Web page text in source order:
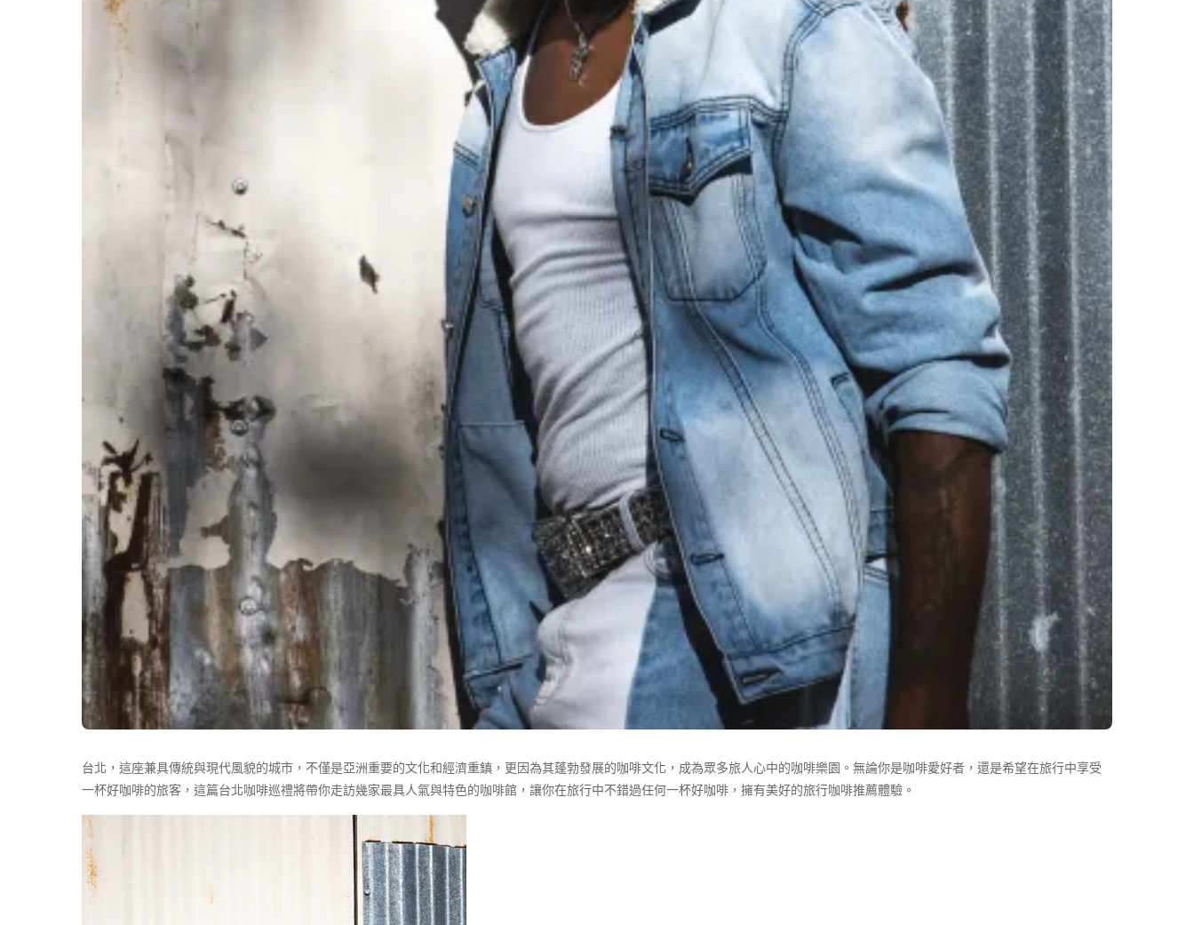
台北，這座兼具傳統與現代風貌的城市，不僅是亞洲重要的文化和經濟重鎮，更因為其蓬勃發展的咖啡文化，成為眾多旅人心中的咖啡樂園。無論你是咖啡愛好者，還是希望在旅行中享受
一杯好咖啡的旅客，這篇台北咖啡巡禮將帶你走訪幾家最具人氣與特色的咖啡館，讓你在旅行中不錯過任何一杯好咖啡，擁有美好的旅行咖啡推薦體驗。